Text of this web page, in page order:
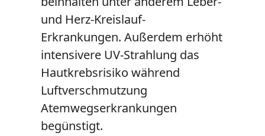
und Herz-Kreislauf-
Erkrankungen. Außerdem erhöht
intensivere UV-Strahlung das
Hautkrebsrisiko während
Luftverschmutzung
Atemwegserkrankungen
begünstigt.